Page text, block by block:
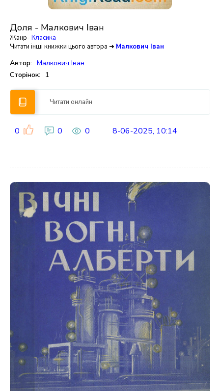
Доля - Малкович Іван
Жанр- Класика
Читати інші книжки цього автора ➜ Малкович Іван
Автор: Малкович Іван
Сторінок: 1
Читати онлайн
0 0 0 8-06-2025, 10:14